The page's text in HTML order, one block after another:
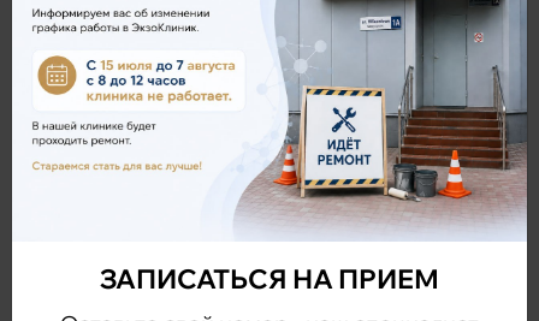
ЗАПИСАТЬСЯ НА ПРИЁМ
Позвоните по телефону:
7 (848) 265-03-85
ЗАПИСАТЬСЯ НА ПРИЕМ